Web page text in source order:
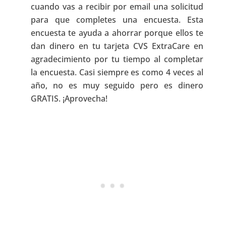
cuando vas a recibir por email una solicitud
para que completes una encuesta. Esta
encuesta te ayuda a ahorrar porque ellos te
dan dinero en tu tarjeta CVS ExtraCare en
agradecimiento por tu tiempo al completar
la encuesta. Casi siempre es como 4 veces al
año, no es muy seguido pero es dinero
GRATIS. ¡Aprovecha!